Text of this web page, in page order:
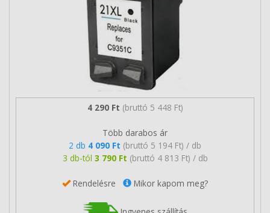
4 290 Ft (bruttó 5 448 Ft)
Több darabos ár
2 db 4 090 Ft (bruttó 5 194 Ft) / db
3 db-tól 3 790 Ft (bruttó 4 813 Ft) / db
Rendelésre Mikor kapom meg?